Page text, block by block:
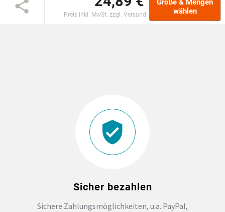
EINSCHULUNGPreis inkl. MwSt. zzgl. Versand
Größe & Mengen
wählen
Sicher bezahlen
Sichere Zahlungsmöglichkeiten, u.a. PayPal,